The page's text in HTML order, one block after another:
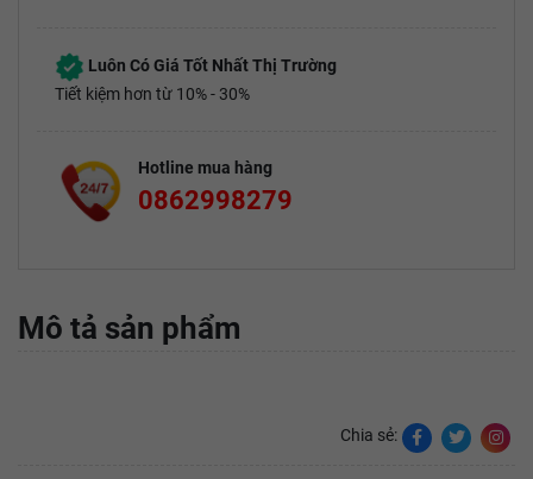
Luôn Có Giá Tốt Nhất Thị Trường
Tiết kiệm hơn từ 10% - 30%
Hotline mua hàng
0862998279
Mô tả sản phẩm
Chia sẻ: